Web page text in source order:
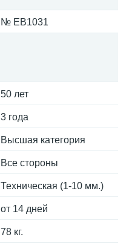
№ EB1031
50 лет
3 года
Высшая категория
Все стороны
Техническая (1-10 мм.)
от 14 дней
78 кг.